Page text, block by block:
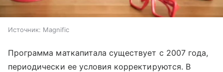
Источник: Magnific
Программа маткапитала существует с 2007 года,
периодически ее условия корректируются. В